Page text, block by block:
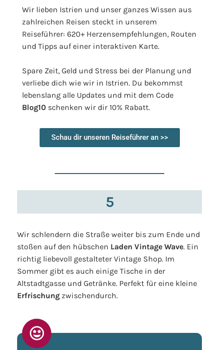
Wir lieben Istrien und unser ganzes Wissen aus
zahlreichen Reisen steckt in unserem
Reiseführer: 620+ Herzensempfehlungen, Routen
und Tipps auf einer interaktiven Karte.
Spare Zeit, Geld und Stress bei der Planung und
verliebe dich wie wir in Istrien. Du bekommst
lebenslang alle Updates und mit dem Code
Blog10 schenken wir dir 10% Rabatt.
Schau dir unseren Reiseführer an >>
5
Wir schlendern die Straße weiter bis zum Ende und
stoßen auf den hübschen Laden Vintage Wave. Ein
richtig liebevoll gestalteter Vintage Shop. Im
Sommer gibt es auch einige Tische in der
Altstadtgasse und Getränke. Perfekt für eine kleine
Erfrischung zwischendurch.